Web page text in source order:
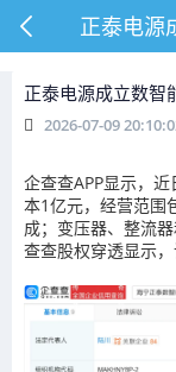
正泰电源
正泰电源成立数智
2026-07-09
企查查APP显示，
本1亿元，经营范围
成；变压器、整流
查查股权穿透显示